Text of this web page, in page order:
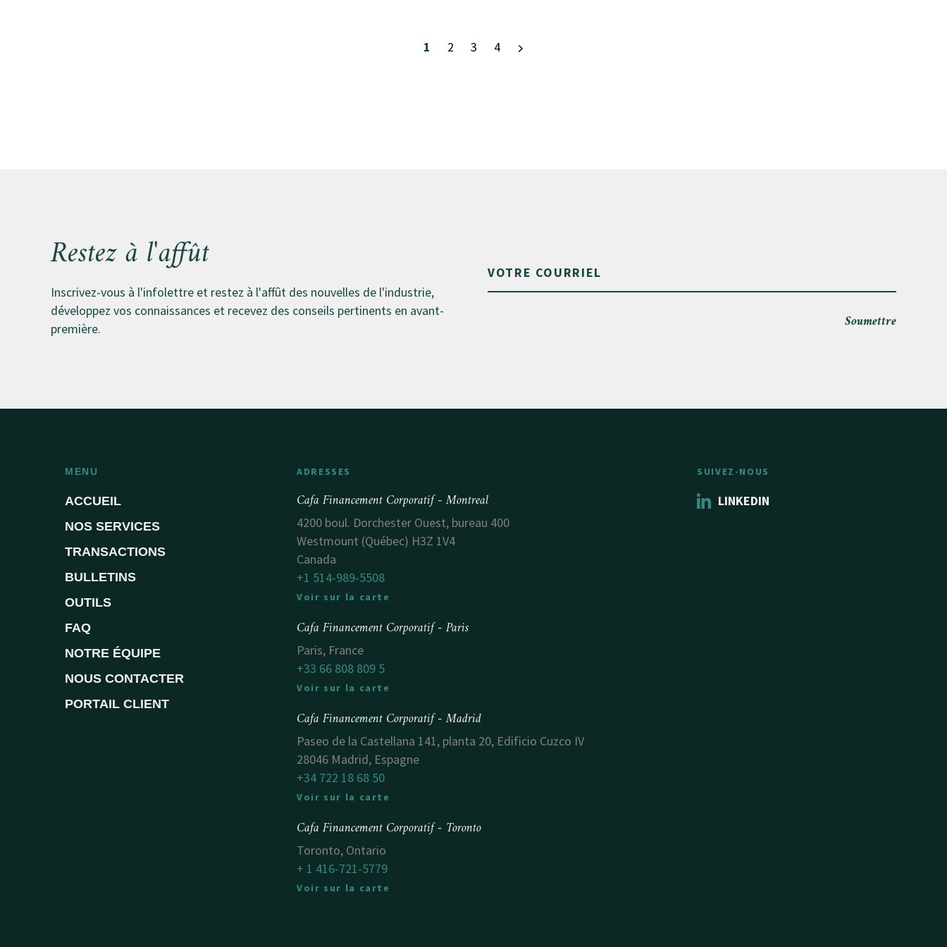
1 2 3 4
Restez à l'affût
Inscrivez-vous à l'infolettre et restez à l'affût des nouvelles de l'industrie,
développez vos connaissances et recevez des conseils pertinents en avant-
première.
Soumettre
MENU
ACCUEIL
NOS SERVICES
TRANSACTIONS
BULLETINS
OUTILS
FAQ
NOTRE ÉQUIPE
NOUS CONTACTER
PORTAIL CLIENT
ADRESSES
Cafa Financement Corporatif - Montreal
4200 boul. Dorchester Ouest, bureau 400
Westmount (Québec) H3Z 1V4
Canada
+1 514-989-5508
Voir sur la carte
Cafa Financement Corporatif - Paris
Paris, France
+33 66 808 809 5
Voir sur la carte
Cafa Financement Corporatif - Madrid
Paseo de la Castellana 141, planta 20, Edificio Cuzco IV
28046 Madrid, Espagne
+34 722 18 68 50
Voir sur la carte
Cafa Financement Corporatif - Toronto
Toronto, Ontario
+ 1 416-721-5779
Voir sur la carte
SUIVEZ-NOUS
LINKEDIN